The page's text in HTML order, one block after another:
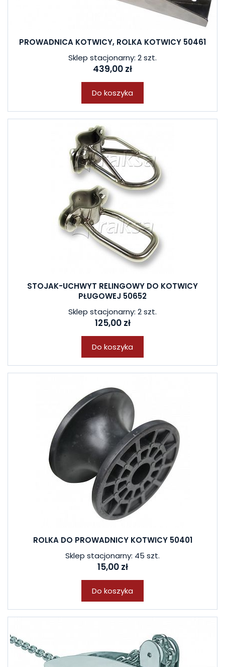
PROWADNICA KOTWICY, ROLKA KOTWICY 50461
Sklep stacjonarny: 2 szt.
439,00 zł
Do koszyka
STOJAK-UCHWYT RELINGOWY DO KOTWICY
PŁUGOWEJ 50652
Sklep stacjonarny: 2 szt.
125,00 zł
Do koszyka
ROLKA DO PROWADNICY KOTWICY 50401
Sklep stacjonarny: 45 szt.
15,00 zł
Do koszyka